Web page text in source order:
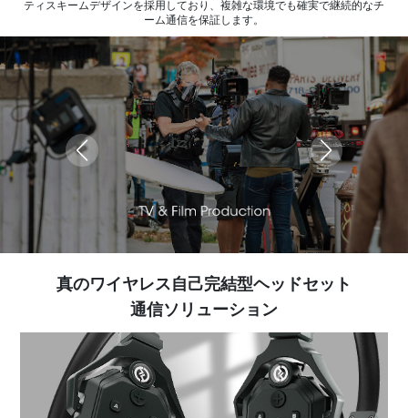
ティスキームデザインを採用しており、複雑な環境でも確実で継続的なチ
ーム通信を保証します。
真のワイヤレス自己完結型ヘッドセット
通信ソリューション